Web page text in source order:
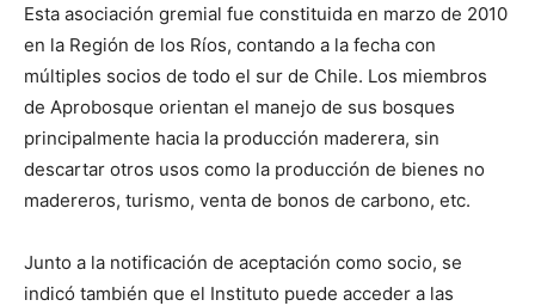
Esta asociación gremial fue constituida en marzo de 2010
en la Región de los Ríos, contando a la fecha con
múltiples socios de todo el sur de Chile. Los miembros
de Aprobosque orientan el manejo de sus bosques
principalmente hacia la producción maderera, sin
descartar otros usos como la producción de bienes no
madereros, turismo, venta de bonos de carbono, etc.
Junto a la notificación de aceptación como socio, se
indicó también que el Instituto puede acceder a las